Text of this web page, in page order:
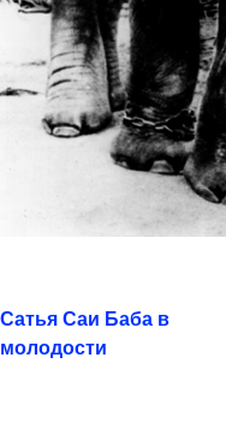
Сатья Саи Баба в
молодости